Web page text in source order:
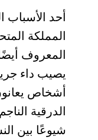
أحد الأسباب
المملكة
المعروف
أشخاص
الدرقية
شيوعًا بين